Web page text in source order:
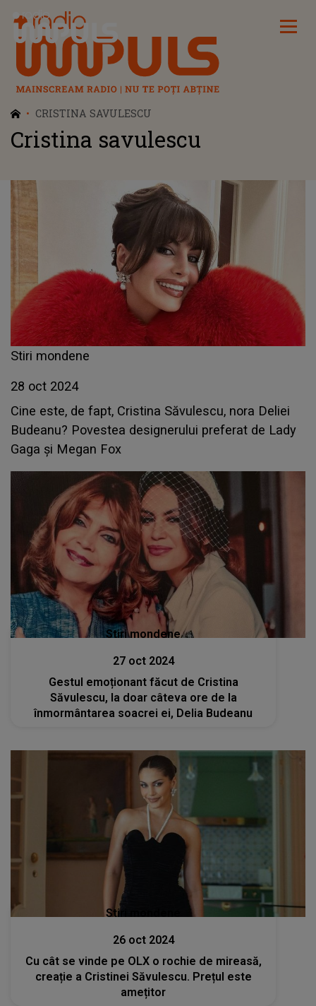
Radio Impuls
CRISTINA SAVULESCU
Cristina savulescu
Stiri mondene
28 oct 2024
Cine este, de fapt, Cristina Săvulescu, nora Deliei
Budeanu? Povestea designerului preferat de Lady
Gaga și Megan Fox
Stiri mondene
27 oct 2024
Gestul emoționant făcut de Cristina
Săvulescu, la doar câteva ore de la
înmormântarea soacrei ei, Delia Budeanu
Stiri mondene
26 oct 2024
Cu cât se vinde pe OLX o rochie de mireasă,
creație a Cristinei Săvulescu. Prețul este
amețitor